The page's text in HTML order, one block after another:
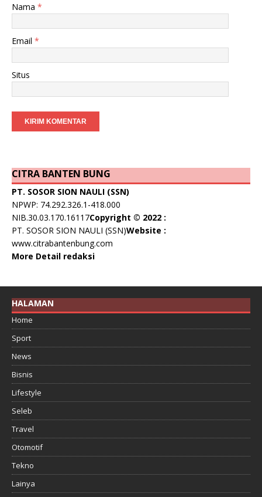
Nama *
Email *
Situs
CITRA BANTEN BUNG
PT. SOSOR SION NAULI (SSN)
NPWP: 74.292.326.1-418.000
NIB.30.03.170.16117Copyright © 2022 :
PT. SOSOR SION NAULI (SSN)Website :
www.citrabantenbung.com
More Detail redaksi
HALAMAN
Home
Sport
News
Bisnis
Lifestyle
Seleb
Travel
Otomotif
Tekno
Lainya